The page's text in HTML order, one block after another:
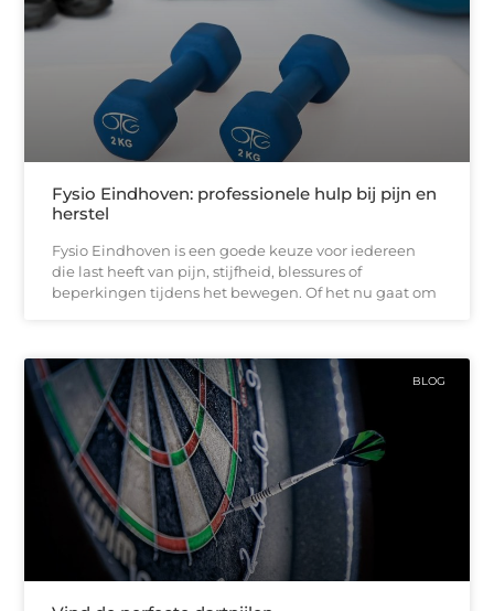
Fysio Eindhoven: professionele hulp bij pijn en
herstel
Fysio Eindhoven is een goede keuze voor iedereen
die last heeft van pijn, stijfheid, blessures of
beperkingen tijdens het bewegen. Of het nu gaat om
BLOG